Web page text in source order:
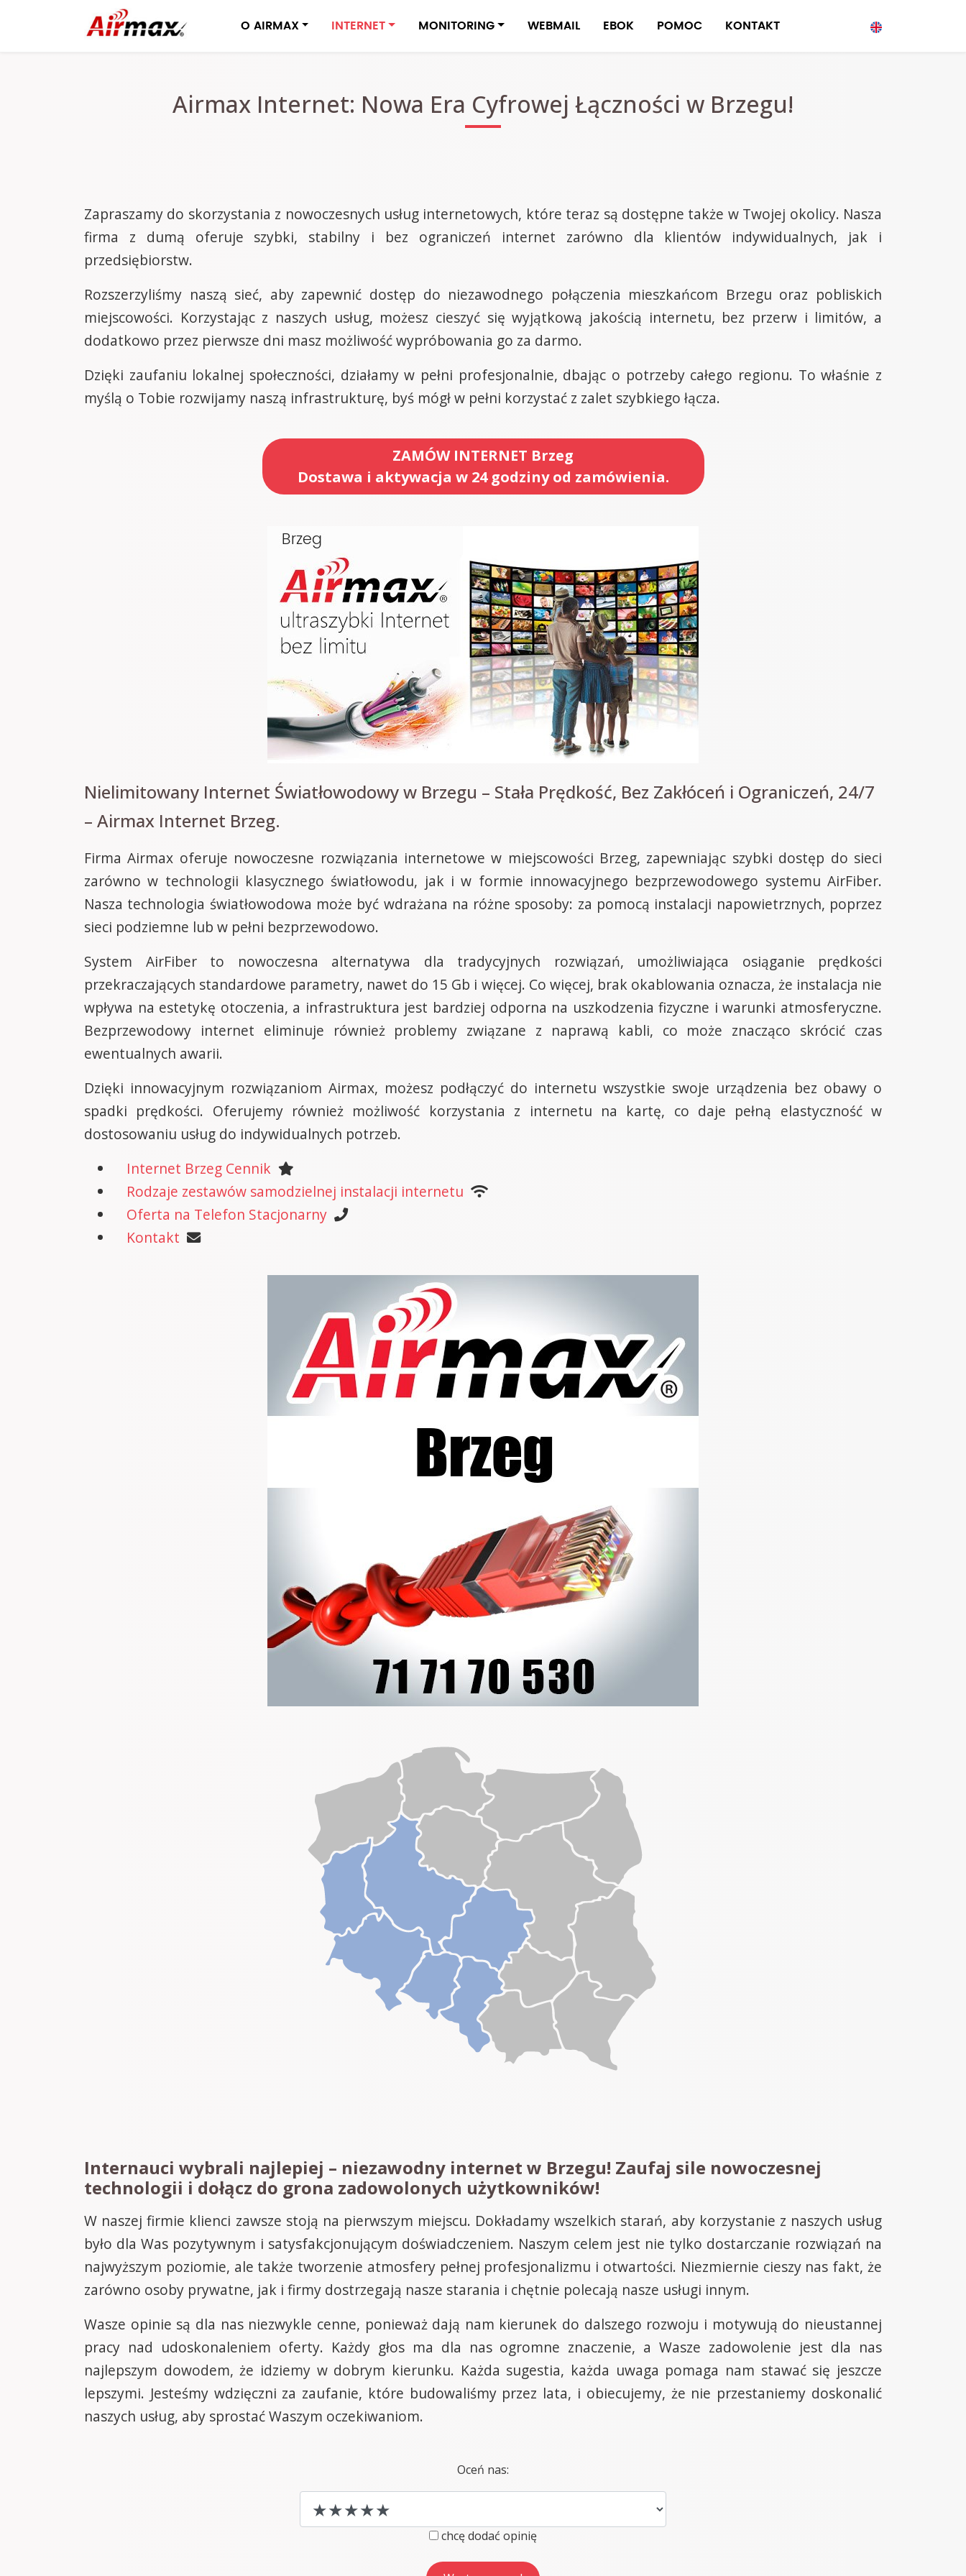
O AIRMAX INTERNET MONITORING WEBMAIL EBOK POMOC KONTAKT
Airmax Internet: Nowa Era Cyfrowej Łączności w Brzegu!
Zapraszamy do skorzystania z nowoczesnych usług internetowych, które teraz są dostępne także w Twojej okolicy. Nasza
firma z dumą oferuje szybki, stabilny i bez ograniczeń internet zarówno dla klientów indywidualnych, jak i
przedsiębiorstw.
Rozszerzyliśmy naszą sieć, aby zapewnić dostęp do niezawodnego połączenia mieszkańcom Brzegu oraz pobliskich
miejscowości. Korzystając z naszych usług, możesz cieszyć się wyjątkową jakością internetu, bez przerw i limitów, a
dodatkowo przez pierwsze dni masz możliwość wypróbowania go za darmo.
Dzięki zaufaniu lokalnej społeczności, działamy w pełni profesjonalnie, dbając o potrzeby całego regionu. To właśnie z
myślą o Tobie rozwijamy naszą infrastrukturę, byś mógł w pełni korzystać z zalet szybkiego łącza.
ZAMÓW INTERNET Brzeg
Dostawa i aktywacja w 24 godziny od zamówienia.
Nielimitowany Internet Światłowodowy w Brzegu – Stała Prędkość, Bez Zakłóceń i Ograniczeń, 24/7
– Airmax Internet Brzeg.
Firma Airmax oferuje nowoczesne rozwiązania internetowe w miejscowości Brzeg, zapewniając szybki dostęp do sieci
zarówno w technologii klasycznego światłowodu, jak i w formie innowacyjnego bezprzewodowego systemu AirFiber.
Nasza technologia światłowodowa może być wdrażana na różne sposoby: za pomocą instalacji napowietrznych, poprzez
sieci podziemne lub w pełni bezprzewodowo.
System AirFiber to nowoczesna alternatywa dla tradycyjnych rozwiązań, umożliwiająca osiąganie prędkości
przekraczających standardowe parametry, nawet do 15 Gb i więcej. Co więcej, brak okablowania oznacza, że instalacja nie
wpływa na estetykę otoczenia, a infrastruktura jest bardziej odporna na uszkodzenia fizyczne i warunki atmosferyczne.
Bezprzewodowy internet eliminuje również problemy związane z naprawą kabli, co może znacząco skrócić czas
ewentualnych awarii.
Dzięki innowacyjnym rozwiązaniom Airmax, możesz podłączyć do internetu wszystkie swoje urządzenia bez obawy o
spadki prędkości. Oferujemy również możliwość korzystania z internetu na kartę, co daje pełną elastyczność w
dostosowaniu usług do indywidualnych potrzeb.
Internet Brzeg Cennik
Rodzaje zestawów samodzielnej instalacji internetu
Oferta na Telefon Stacjonarny
Kontakt
Internauci wybrali najlepiej – niezawodny internet w Brzegu! Zaufaj sile nowoczesnej
technologii i dołącz do grona zadowolonych użytkowników!
W naszej firmie klienci zawsze stoją na pierwszym miejscu. Dokładamy wszelkich starań, aby korzystanie z naszych usług
było dla Was pozytywnym i satysfakcjonującym doświadczeniem. Naszym celem jest nie tylko dostarczanie rozwiązań na
najwyższym poziomie, ale także tworzenie atmosfery pełnej profesjonalizmu i otwartości. Niezmiernie cieszy nas fakt, że
zarówno osoby prywatne, jak i firmy dostrzegają nasze starania i chętnie polecają nasze usługi innym.
Wasze opinie są dla nas niezwykle cenne, ponieważ dają nam kierunek do dalszego rozwoju i motywują do nieustannej
pracy nad udoskonaleniem oferty. Każdy głos ma dla nas ogromne znaczenie, a Wasze zadowolenie jest dla nas
najlepszym dowodem, że idziemy w dobrym kierunku. Każda sugestia, każda uwaga pomaga nam stawać się jeszcze
lepszymi. Jesteśmy wdzięczni za zaufanie, które budowaliśmy przez lata, i obiecujemy, że nie przestaniemy doskonalić
naszych usług, aby sprostać Waszym oczekiwaniom.
Oceń nas:
chcę dodać opinię